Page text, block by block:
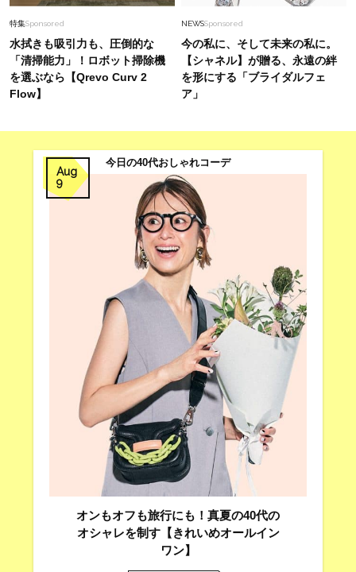
特集Sponsored
水拭きも吸引力も、圧倒的な
「清掃能力」！ロボット掃除機
を選ぶなら【Qrevo Curv 2
Flow】
NEWSSponsored
今の私に、そして未来の私に。
【シャネル】が贈る、永遠の絆
を形にする「ブライダルフェ
ア」
Aug
9
今日の40代おしゃれコーデ
オンもオフも旅行にも！真夏の40代の
オシャレを制す【きれいめオールイン
ワン】